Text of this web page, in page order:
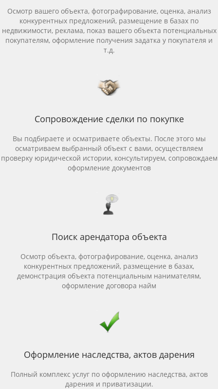
Осмотр вашего объекта, фотографирование, оценка, анализ
конкурентных предложений, размещение в базах по
недвижимости, реклама, показ вашего объекта потенциальных
покупателям, оформление получения задатка у покупателя и
т.д.
Сопровождение сделки по покупке
Вы подбираете и осматриваете объекты. После этого мы
осматриваем выбранный объект с вами, осуществляем
проверку юридической истории, консультируем, сопровождаем
оформление документов
Поиск арендатора объекта
Осмотр объекта, фотографирование, оценка, анализ
конкурентных предложений, размещение в базах,
демонстрация объекта потенциальным нанимателям,
оформление договора найм
Оформление наследства, актов дарения
Полный комплекс услуг по оформлению наследства, актов
дарения и приватизации.